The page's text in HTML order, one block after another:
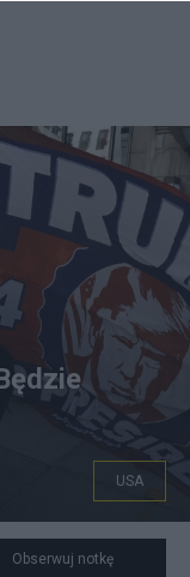
PAP/EPA/JUSTIN
USA
Obserwuj notkę